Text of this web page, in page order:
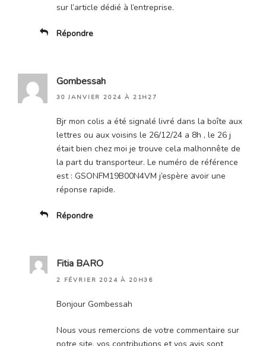
sur l’article dédié à l’entreprise.
Répondre
Gombessah
30 JANVIER 2024 À 21H27
Bjr mon colis a été signalé livré dans la boîte aux
lettres ou aux voisins le 26/12/24 a 8h , le 26 j
était bien chez moi je trouve cela malhonnête de
la part du transporteur. Le numéro de référence
est : GSONFM19B00N4VM j’espère avoir une
réponse rapide.
Répondre
Fitia BARO
2 FÉVRIER 2024 À 20H36
Bonjour Gombessah
Nous vous remercions de votre commentaire sur
notre site, vos contributions et vos avis sont